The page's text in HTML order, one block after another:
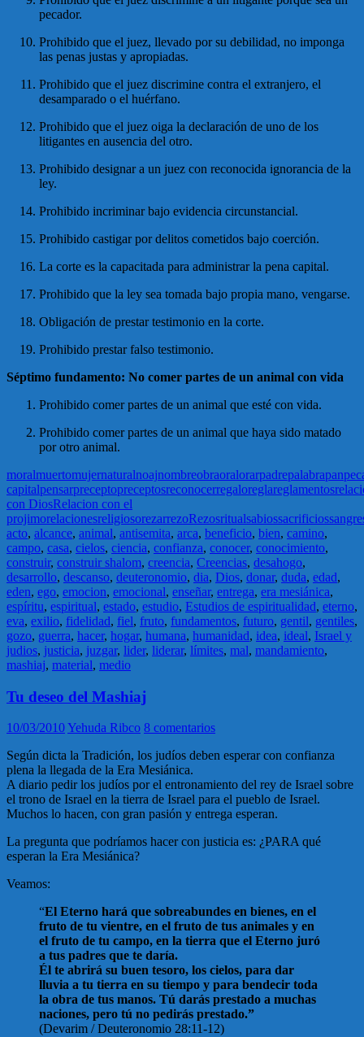
pecador.
Prohibido que el juez, llevado por su debilidad, no imponga
las penas justas y apropiadas.
Prohibido que el juez discrimine contra el extranjero, el
desamparado o el huérfano.
Prohibido que el juez oiga la declaración de uno de los
litigantes en ausencia del otro.
Prohibido designar a un juez con reconocida ignorancia de la
ley.
Prohibido incriminar bajo evidencia circunstancial.
Prohibido castigar por delitos cometidos bajo coerción.
La corte es la capacitada para administrar la pena capital.
Prohibido que la ley sea tomada bajo propia mano, vengarse.
Obligación de prestar testimonio en la corte.
Prohibido prestar falso testimonio.
Séptimo fundamento: No comer partes de un animal con vida
Prohibido comer partes de un animal que esté con vida.
Prohibido comer partes de un animal que haya sido matado
por otro animal.
moralmuertomujernaturalnoajnombreobraoralorarpadrepalabrapan
capitalpensarpreceptopreceptosreconocerregaloreglareglamentos
con DiosRelacion con el
projimorelacionesreligiosorezarrezoRezosritualsabiossacrificiossangre
acto, alcance, animal, antisemita, arca, beneficio, bien, camino,
campo, casa, cielos, ciencia, confianza, conocer, conocimiento,
construir, construir shalom, creencia, Creencias, desahogo,
desarrollo, descanso, deuteronomio, dia, Dios, donar, duda, edad,
eden, ego, emocion, emocional, enseñar, entrega, era mesiánica,
espíritu, espiritual, estado, estudio, Estudios de espiritualidad, eterno,
eva, exilio, fidelidad, fiel, fruto, fundamentos, futuro, gentil, gentiles,
gozo, guerra, hacer, hogar, humana, humanidad, idea, ideal, Israel y
judios, justicia, juzgar, lider, liderar, límites, mal, mandamiento,
mashiaj, material, medio
Tu deseo del Mashiaj
10/03/2010Yehuda Ribco 8 comentarios
Según dicta la Tradición, los judíos deben esperar con confianza
plena la llegada de la Era Mesiánica.
A diario pedir los judíos por el entronamiento del rey de Israel sobre
el trono de Israel en la tierra de Israel para el pueblo de Israel.
Muchos lo hacen, con gran pasión y entrega esperan.
La pregunta que podríamos hacer con justicia es: ¿PARA qué
esperan la Era Mesiánica?
Veamos:
“El Eterno hará que sobreabundes en bienes, en el
fruto de tu vientre, en el fruto de tus animales y en
el fruto de tu campo, en la tierra que el Eterno juró
a tus padres que te daría.
Él te abrirá su buen tesoro, los cielos, para dar
lluvia a tu tierra en su tiempo y para bendecir toda
la obra de tus manos. Tú darás prestado a muchas
naciones, pero tú no pedirás prestado.”
(Devarim / Deuteronomio 28:11-12)